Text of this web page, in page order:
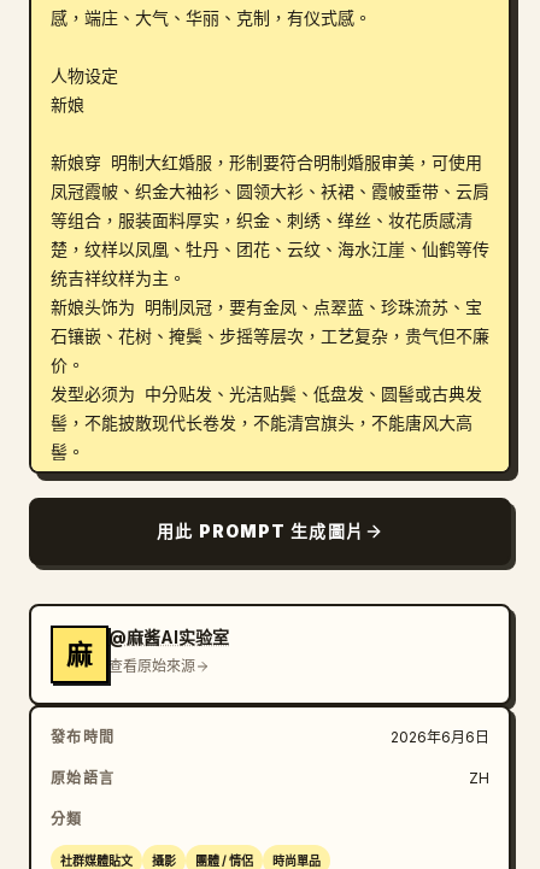
感，端庄、大气、华丽、克制，有仪式感。
人物设定
新娘
新娘穿 明制大红婚服，形制要符合明制婚服审美，可使用
凤冠霞帔、织金大袖衫、圆领大衫、袄裙、霞帔垂带、云肩
等组合，服装面料厚实，织金、刺绣、缂丝、妆花质感清
楚，纹样以凤凰、牡丹、团花、云纹、海水江崖、仙鹤等传
统吉祥纹样为主。
新娘头饰为 明制凤冠，要有金凤、点翠蓝、珍珠流苏、宝
石镶嵌、花树、掩鬓、步摇等层次，工艺复杂，贵气但不廉
价。
发型必须为 中分贴发、光洁贴鬓、低盘发、圆髻或古典发
髻，不能披散现代长卷发，不能清宫旗头，不能唐风大高
髻。
妆容为 高预算婚纱精修妆：底妆细腻干净，眉形清晰利
面中干净，唇妆为正红或绛红色，整体端庄、贵气、古典。
新郎穿 明制大红圆领袍 或正式明制婚礼男装，胸前补子
或织金纹样清楚，面料厚重，衣纹挺括，有玉带、腰带、黑
靴等完整细节，头戴 乌纱帽或幞头，整体清俊、端方、温
润、有书卷气和礼仪感。
新郎不能总是同一个角度，必须在整组中出现 正脸、3/4
态，不能一直站在新娘右后方，不能一直只有浅笑和低头。
用此 PROMPT 生成圖片
麻
@麻酱AI实验室
查看原始來源
發布時間 2026年6月6日
原始語言 ZH
分類
社群媒體貼文 攝影 團體 / 情侶 時尚單品